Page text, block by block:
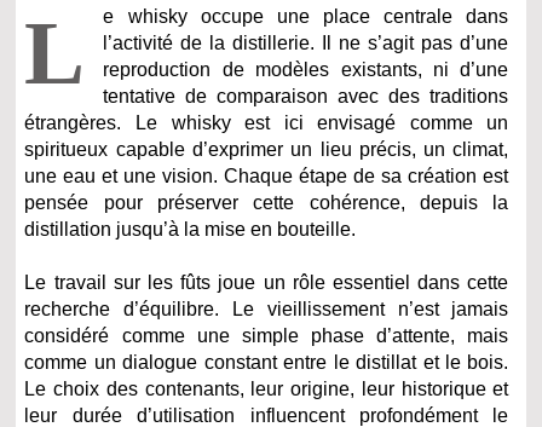
L
e whisky occupe une place centrale dans
l’activité de la distillerie. Il ne s’agit pas d’une
reproduction de modèles existants, ni d’une
tentative de comparaison avec des traditions
étrangères. Le whisky est ici envisagé comme un
spiritueux capable d’exprimer un lieu précis, un climat,
une eau et une vision. Chaque étape de sa création est
pensée pour préserver cette cohérence, depuis la
distillation jusqu’à la mise en bouteille.
Le travail sur les fûts joue un rôle essentiel dans cette
recherche d’équilibre. Le vieillissement n’est jamais
considéré comme une simple phase d’attente, mais
comme un dialogue constant entre le distillat et le bois.
Le choix des contenants, leur origine, leur historique et
leur durée d’utilisation influencent profondément le